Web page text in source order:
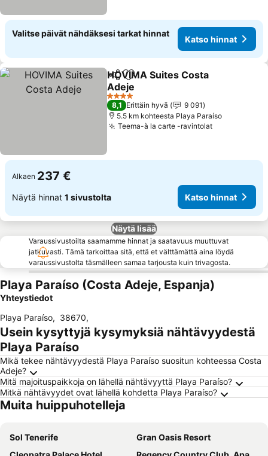
Valitse päivät nähdäksesi tarkat hinnat
Katso hinnat
Jaa Lisää suosikkeihin
HOVIMA Suites Costa
Adeje
4 Tähtiluokitus
8,1 Erittäin hyvä
9 091
5.5 km kohteesta Playa Paraíso
Teema-à la carte -ravintolat
Alkaen 237 €
Näytä hinnat 1 sivustolta Katso hinnat
Näytä lisää
Varaussivustoilta saamamme hinnat ja saatavuus muuttuvat
jatkuvasti. Tämä tarkoittaa sitä, että et välttämättä aina löydä
varaussivustolta täsmälleen samaa tarjousta kuin trivagosta.
Playa Paraíso (Costa Adeje, Espanja)
Yhteystiedot
Playa Paraíso, 38670,
Usein kysyttyjä kysymyksiä nähtävyydestä
Playa Paraíso
Mikä tekee nähtävyydestä Playa Paraíso suositun kohteessa Costa
Adeje?
Mitä majoituspaikkoja on lähellä nähtävyyttä Playa Paraíso?
Mitkä nähtävyydet ovat lähellä kohdetta Playa Paraíso?
Muita huippuhotelleja
Sol Tenerife
Gran Oasis Resort